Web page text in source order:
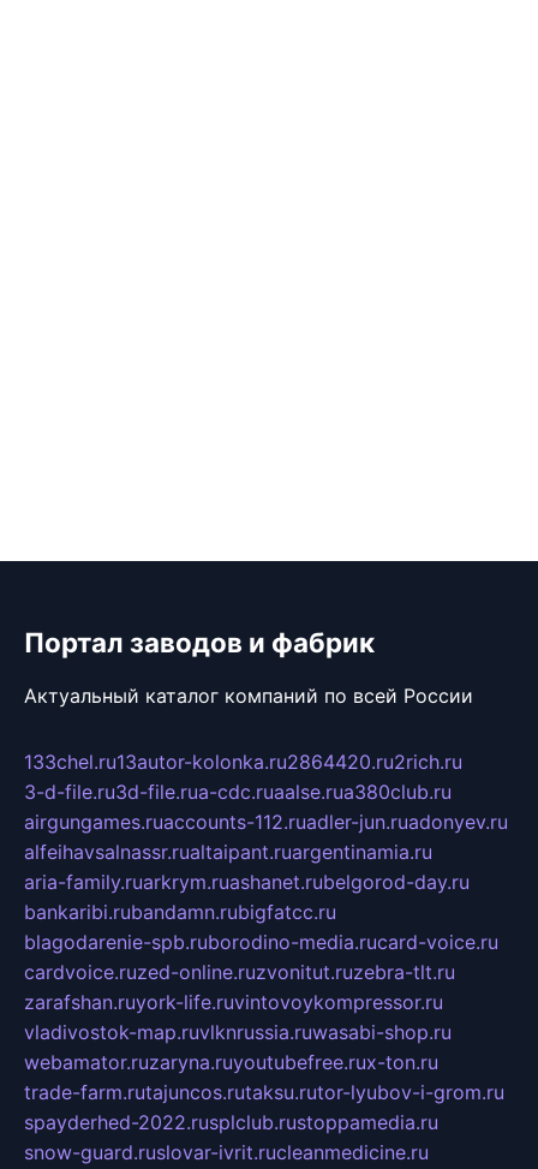
Портал заводов и фабрик
Актуальный каталог компаний по всей России
133chel.ru13autor-kolonka.ru2864420.ru2rich.ru
3-d-file.ru3d-file.rua-cdc.ruaalse.rua380club.ru
airgungames.ruaccounts-112.ruadler-jun.ruadonyev.ru
alfeihavsalnassr.rualtaipant.ruargentinamia.ru
aria-family.ruarkrym.ruashanet.rubelgorod-day.ru
bankaribi.rubandamn.rubigfatcc.ru
blagodarenie-spb.ruborodino-media.rucard-voice.ru
cardvoice.ruzed-online.ruzvonitut.ruzebra-tlt.ru
zarafshan.ruyork-life.ruvintovoykompressor.ru
vladivostok-map.ruvlknrussia.ruwasabi-shop.ru
webamator.ruzaryna.ruyoutubefree.rux-ton.ru
trade-farm.rutajuncos.rutaksu.rutor-lyubov-i-grom.ru
spayderhed-2022.rusplclub.rustoppamedia.ru
snow-guard.ruslovar-ivrit.rucleanmedicine.ru